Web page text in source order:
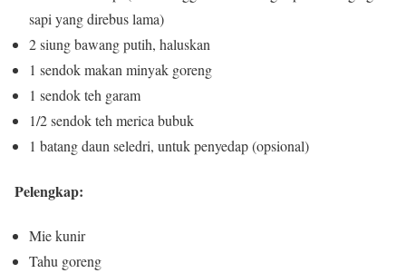
sapi yang direbus lama)
2 siung bawang putih, haluskan
1 sendok makan minyak goreng
1 sendok teh garam
1/2 sendok teh merica bubuk
1 batang daun seledri, untuk penyedap (opsional)
Pelengkap:
Mie kunir
Tahu goreng